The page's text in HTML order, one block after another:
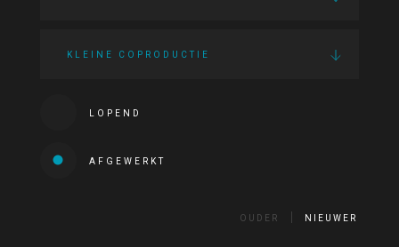
KLEINE COPRODUCTIE
LOPEND
AFGEWERKT
OUDER NIEUWER